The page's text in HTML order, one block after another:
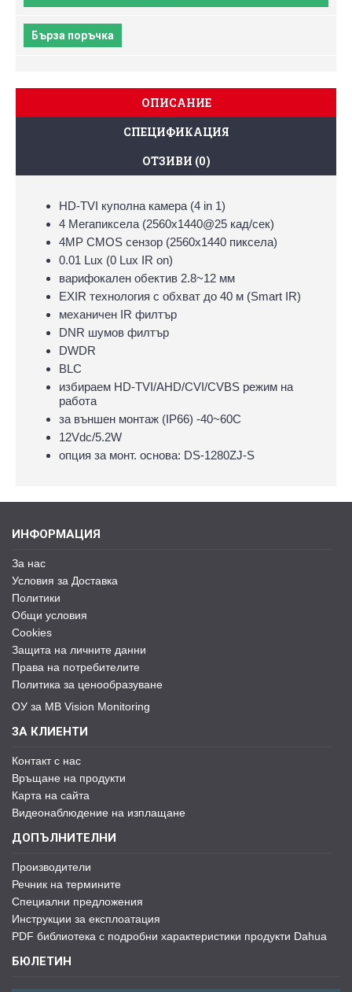
Бърза поръчка
ОПИСАНИЕ
СПЕЦИФИКАЦИЯ
ОТЗИВИ (0)
HD-TVI куполна камера (4 in 1)
4 Мегапиксела (2560х1440@25 кад/сек)
4MP CMOS сензор (2560x1440 пиксела)
0.01 Lux (0 Lux IR on)
варифокален обектив 2.8~12 мм
EXIR технология с обхват до 40 м (Smart IR)
механичен IR филтър
DNR шумов филтър
DWDR
BLC
избираем HD-TVI/AHD/CVI/CVBS режим на
работа
за външен монтаж (IP66) -40~60C
12Vdc/5.2W
опция за монт. основа: DS-1280ZJ-S
ИНФОРМАЦИЯ
За нас
Условия за Доставка
Политики
Общи условия
Cookies
Защита на личните данни
Права на потребителите
Политика за ценообразуване
ОУ за MB Vision Monitoring
ЗА КЛИЕНТИ
Контакт с нас
Връщане на продукти
Карта на сайта
Видеонаблюдение на изплащане
ДОПЪЛНИТЕЛНИ
Производители
Речник на термините
Специални предложения
Инструкции за експлоатация
PDF библиотека с подробни характеристики продукти Dahua
БЮЛЕТИН